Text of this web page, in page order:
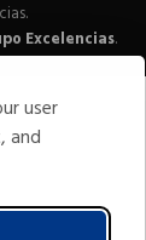
user
and
Excelencias.